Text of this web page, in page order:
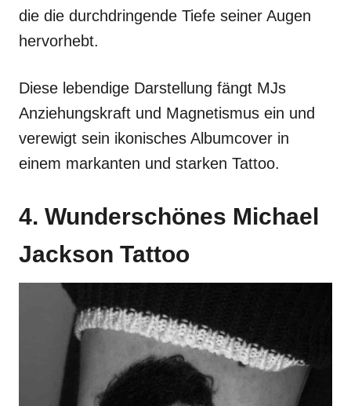
die die durchdringende Tiefe seiner Augen
hervorhebt.
Diese lebendige Darstellung fängt MJs
Anziehungskraft und Magnetismus ein und
verewigt sein ikonisches Albumcover in
einem markanten und starken Tattoo.
4. Wunderschönes Michael
Jackson Tattoo